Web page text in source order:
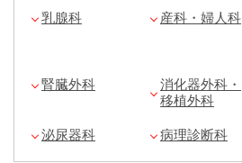
乳腺科 産科・婦人科
腎臓外科
消化器外科・
移植外科
泌尿器科 病理診断科